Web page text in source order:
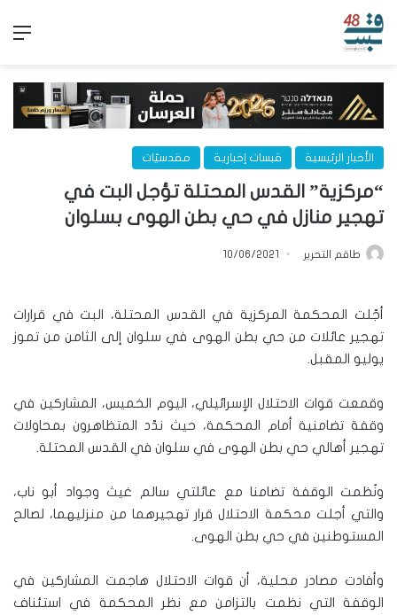
الأخبار الرئيسية قبسات إخبارية مقدسيّات
“مركزية” القدس المحتلة تؤجل البت في
تهجير منازل في حي بطن الهوى بسلوان
طاقم التحرير 10/06/2021
أجّلت المحكمة المركزية في القدس المحتلة، البت في قرارات
تهجير عائلات من حي بطن الهوى في سلوان إلى الثامن من تموز
يوليو المقبل.
وقمعت قوات الاحتلال الإسرائيلي، اليوم الخميس، المشاركين في
وقفة تضامنية أمام المحكمة، حيث ندّد المتظاهرون بمحاولات
تهجير أهالي حي بطن الهوى في سلوان في القدس المحتلة.
ونُظمت الوقفة تضامنا مع عائلتي سالم غيث وجواد أبو ناب،
والتي أجلت محكمة الاحتلال قرار تهجيرهما من منزليهما، لصالح
المستوطنين في حي بطن الهوى.
وأفادت مصادر محلية، أن قوات الاحتلال هاجمت المشاركين في
الوقفة التي نظمت بالتزامن مع نظر المحكمة في استئناف